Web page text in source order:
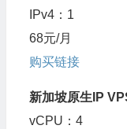
IPv4：1
68元/月
购买链接
新加坡原生IP
vCPU：4